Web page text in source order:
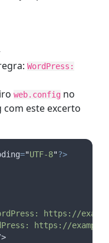
WordPress:
web.config no
este excerto
="UTF-8"?>
https://
https://